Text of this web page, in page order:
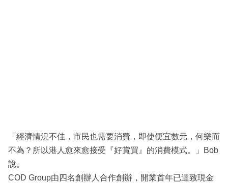
「經濟情況不佳，市民也需要消費，即使便宜數元，何樂而
不為？所以港人愈來愈接受『好賞買』的消費模式。」Bob
說。
COD Group由四名創辦人合作創辦，開業首年已達致現金